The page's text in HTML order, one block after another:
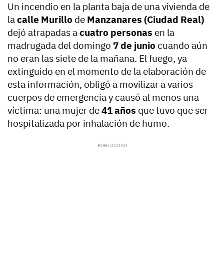
Un incendio en la planta baja de una vivienda de
lacalle Murillo de Manzanares (Ciudad Real)
dejó atrapadas acuatro personas en la
madrugada del domingo 7 de junio cuando aún
no eran las siete de la mañana. El fuego, ya
extinguido en el momento de la elaboración de
esta información, obligó a movilizar a varios
cuerpos de emergencia y causó al menos una
víctima: una mujer de41 años que tuvo que ser
hospitalizada por inhalación de humo.